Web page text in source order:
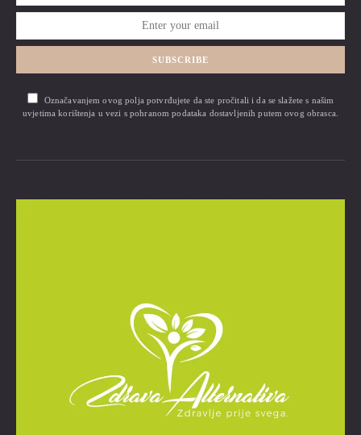
SUBSCRIBE
Označavanjem ovog polja potvrđujete da ste pročitali i da se slažete s našim
uvjetima korištenja u vezi s pohranom podataka dostavljenih putem ovog obrasca.